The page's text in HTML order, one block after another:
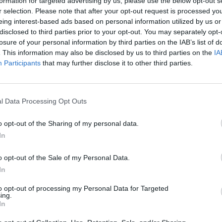
selection. Please note that after your opt-out request is processed
interest-based ads based on personal information utilized by us
to third parties prior to your opt-out. You may separately
of your personal information by third parties on the IAB’s list of
This information may also be disclosed by us to third parties on the
Participants that may further disclose it to other third parties.
Data Processing Opt Outs
opt-out of the Sharing of my personal data.
opt-out of the Sale of my Personal Data.
opt-out of processing my Personal Data for Targeted
szélhámosok, offshore befektetési cégek, Marcsikák
a hazai kisbefektetőket a kiugró hozam vagy a
nyilvános adatbázisaiban azonban könnyen
2016Erről a témáról is szó lesz a Portfolio
és jelentkezés Sokan elcsábulnak az évek óta tartó
kiugró hozam ígéretétől, netán a beígért tőkevédelemtől.
rendelkező pénzintézet nevével élnek vissza, máskor...
portfolio.hu hírarchívumához tartozik, melynek olvasása
tartalmazza: